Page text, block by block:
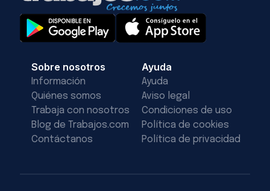
Sobre nosotros
Información
Quiénes somos
Trabaja con nosotros
Blog de Trabajos.com
Contáctanos
Ayuda
Ayuda
Aviso legal
Condiciones de uso
Política de cookies
Política de privacidad